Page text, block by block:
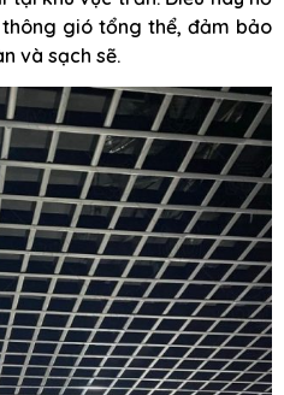
gió tổng thể, đảm bảo
và sạch sẽ.